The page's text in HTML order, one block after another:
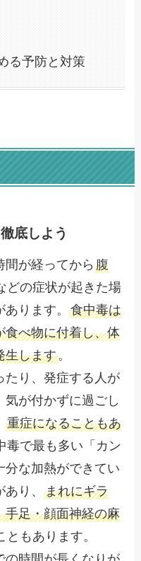
る予防と対策
底しよう
間が経ってから腹
どの症状が起きた場
あります。食中毒は
食べ物に付着し、体
生します。
たり、発症する人が
が付かずに過ごし
重症になることもあ
毒で最も多い「カン
分な加熱ができてい
あり、まれにギラ
手足・顔面神経の麻
ともあります。